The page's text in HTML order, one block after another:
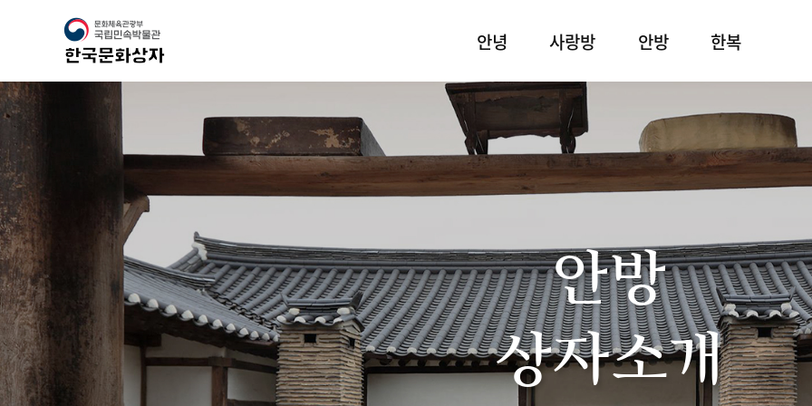
안녕 사랑방 안방 한복
안방
상자소개